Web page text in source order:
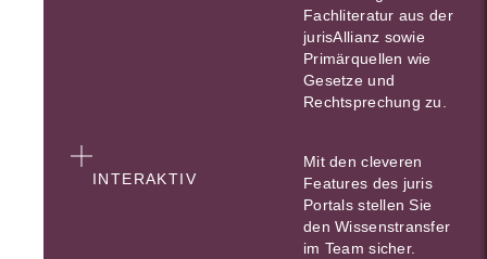
Fachliteratur aus der
jurisAllianz sowie
Primärquellen wie
Gesetze und
Rechtsprechung zu.
INTERAKTIV
Mit den cleveren
Features des juris
Portals stellen Sie
den Wissenstransfer
im Team sicher.